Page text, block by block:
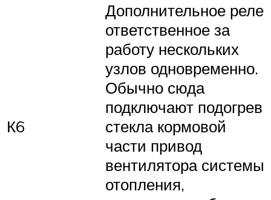
К6
Дополнительное реле
ответственное за
работу нескольких
узлов одновременно.
Обычно сюда
подключают подогрев
стекла кормовой
части привод
вентилятора системы
отопления,